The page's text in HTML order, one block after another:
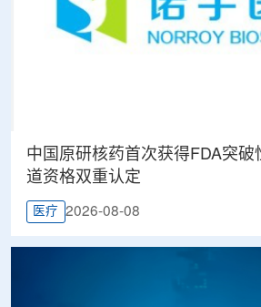
中国原研核药首次获得FDA突破
道资格双重认定
医疗 2026-08-08